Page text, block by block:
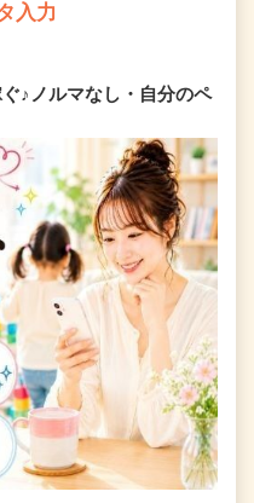
入力
♪ノルマなし・自分のペ